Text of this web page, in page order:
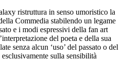
ristruttura in senso umoristico la
Commedia stabilendo un legame
e i modi espressivi della fan art
del poeta e della sua
senza alcun ‘uso’ del passato o del
esclusivamente sulla sensibilità